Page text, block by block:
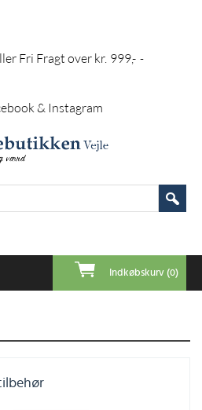
Fri Fragt over kr. 999,- -
& Instagram
Indkøbskurv (0)